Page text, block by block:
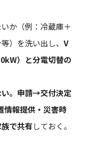
か（例：冷蔵庫＋
）を洗い出し、 V
）と分電切替の
。 申請→交付決定
情報提供・災害時
で共有しておく。